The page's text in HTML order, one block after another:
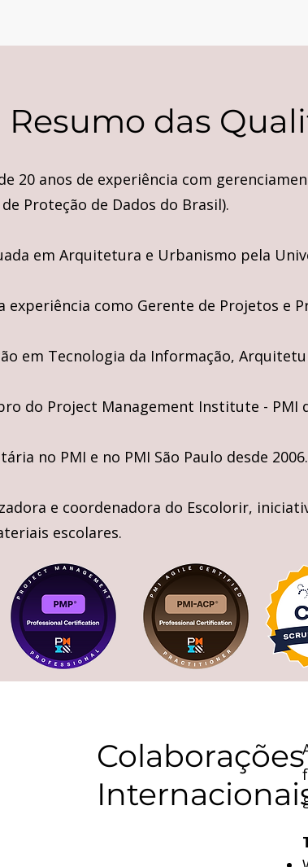
Resumo das
20 anos de experiência com
Proteção de Dados do Brasil).
em Arquitetura e Urbanismo pela
experiência como Gerente de Projetos e
em Tecnologia da Informação,
do Project Management Institute - PMI
no PMI e no PMI São Paulo desde 2006.
e coordenadora do Escolorir,
escolares.
Colaborações